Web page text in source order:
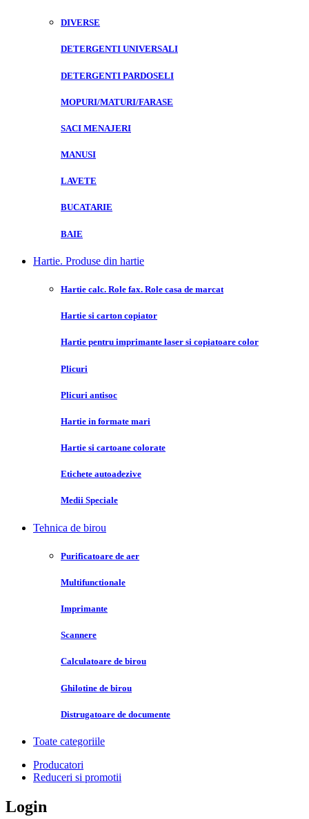
DIVERSE
DETERGENTI UNIVERSALI
DETERGENTI PARDOSELI
MOPURI/MATURI/FARASE
SACI MENAJERI
MANUSI
LAVETE
BUCATARIE
BAIE
Hartie. Produse din hartie
Hartie calc. Role fax. Role casa de marcat
Hartie si carton copiator
Hartie pentru imprimante laser si copiatoare color
Plicuri
Plicuri antisoc
Hartie in formate mari
Hartie si cartoane colorate
Etichete autoadezive
Medii Speciale
Tehnica de birou
Purificatoare de aer
Multifunctionale
Imprimante
Scannere
Calculatoare de birou
Ghilotine de birou
Distrugatoare de documente
Toate categoriile
Producatori
Reduceri si promotii
Login